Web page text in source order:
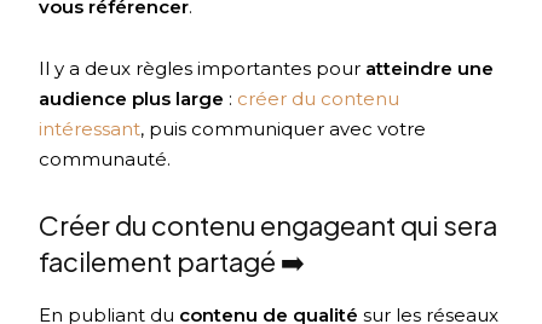
vous référencer.
Il y a deux règles importantes pour atteindre une
audience plus large : créer du contenu
intéressant, puis communiquer avec votre
communauté.
Créer du contenu engageant qui sera
facilement partagé ➡️
En publiant du contenu de qualité sur les réseaux